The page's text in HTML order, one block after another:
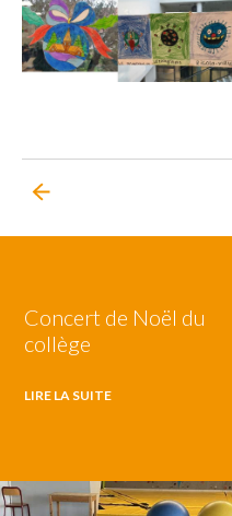
Concert de Noël du
collège
LIRE LA SUITE